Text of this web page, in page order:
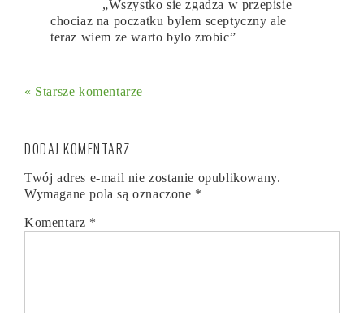
„Wszystko sie zgadza w przepisie
chociaz na poczatku bylem sceptyczny ale
teraz wiem ze warto bylo zrobic”
« Starsze komentarze
DODAJ KOMENTARZ
Twój adres e-mail nie zostanie opublikowany.
Wymagane pola są oznaczone *
Komentarz *